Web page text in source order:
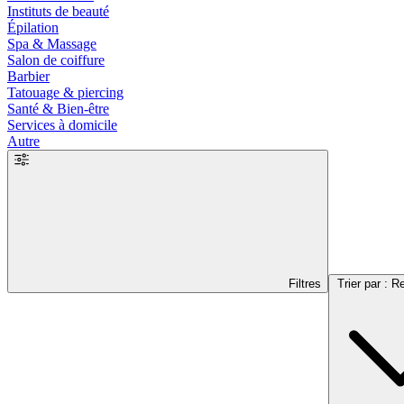
Instituts de beauté
Épilation
Spa & Massage
Salon de coiffure
Barbier
Tatouage & piercing
Santé & Bien-être
Services à domicile
Autre
Filtres